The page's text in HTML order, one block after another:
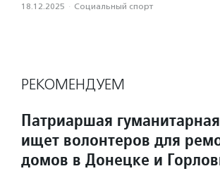
18.12.2025 · Социальный спорт
РЕКОМЕНДУЕМ
Патриаршая
ищет волонтеров для
домов в Донецке и